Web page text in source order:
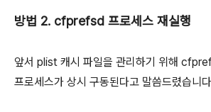
방법 2. cfprefsd 프로세스 재실행
앞서 plist 캐시 파일을 관리하기 위해
프로세스가 상시 구동된다고 말씀드렸습니